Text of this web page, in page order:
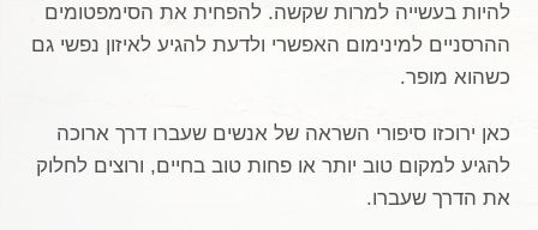
להיות בעשייה למרות שקשה. להפחית את הסימפטומים
ההרסניים למינימום האפשרי ולדעת להגיע לאיזון נפשי גם
כשהוא מופר.
כאן ירוכזו סיפורי השראה של אנשים שעברו דרך ארוכה
להגיע למקום טוב יותר או פחות טוב בחיים, ורוצים לחלוק
את הדרך שעברו.